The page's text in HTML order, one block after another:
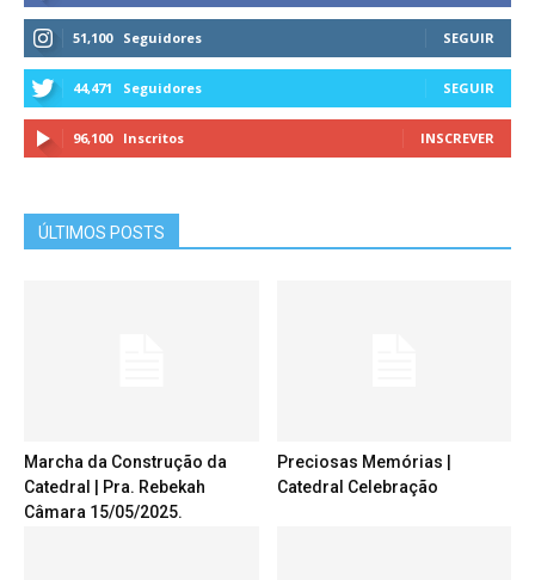
51,100 Seguidores SEGUIR
44,471 Seguidores SEGUIR
96,100 Inscritos INSCREVER
ÚLTIMOS POSTS
Marcha da Construção da
Catedral | Pra. Rebekah
Câmara 15/05/2025.
Preciosas Memórias |
Catedral Celebração